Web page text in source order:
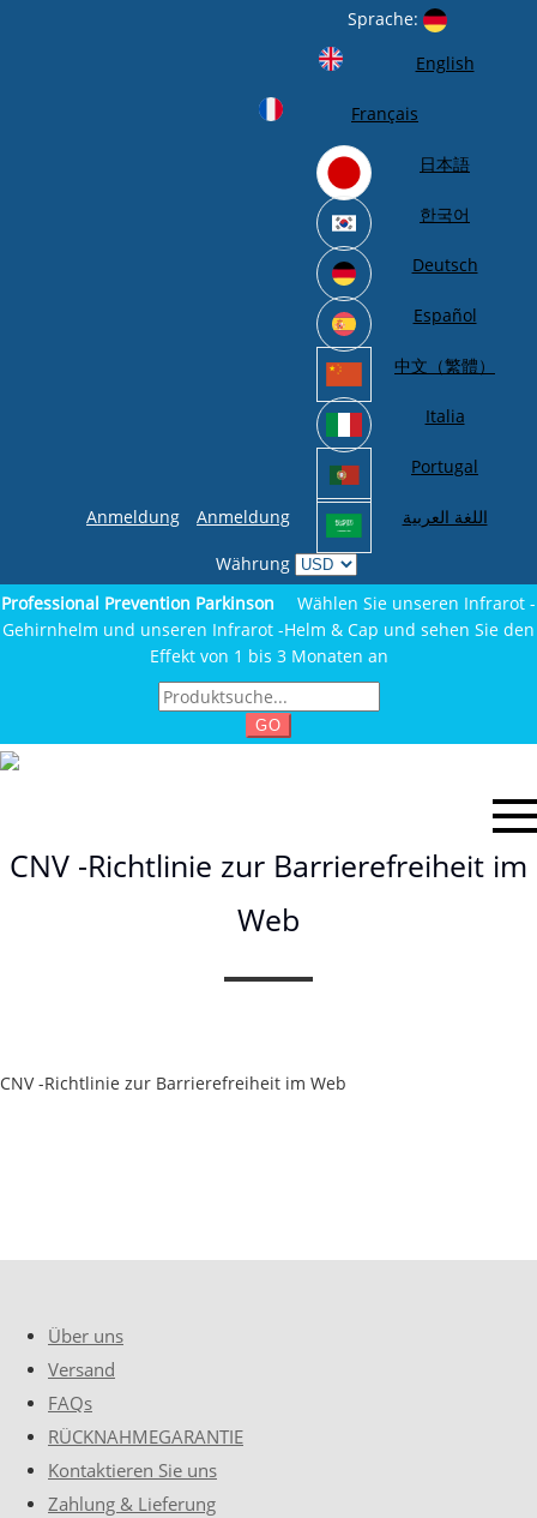
Anmeldung Anmeldung
Sprache:
English
Français
日本語
한국어
Deutsch
Español
中文（繁體）
Italia
Portugal
اللغة العربية
Währung
Professional Prevention Parkinson
Wählen Sie unseren Infrarot -
Gehirnhelm und unseren Infrarot -Helm & Cap und sehen Sie den
Effekt von 1 bis 3 Monaten an
GO
CNV -Richtlinie zur Barrierefreiheit im
Web
CNV -Richtlinie zur Barrierefreiheit im Web
Über uns
Versand
FAQs
RÜCKNAHMEGARANTIE
Kontaktieren Sie uns
Zahlung & Lieferung